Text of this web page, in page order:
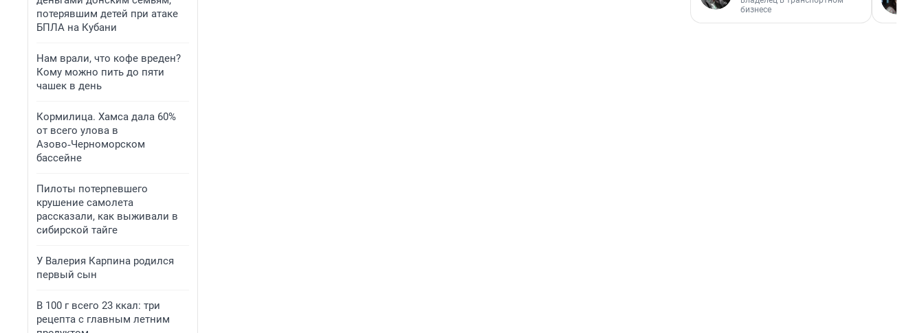
потерявшим детей при атаке
БПЛА на Кубани
Нам врали, что кофе вреден?
Кому можно пить до пяти
чашек в день
Кормилица. Хамса дала 60%
от всего улова в
Азово‑Черноморском
бассейне
Пилоты потерпевшего
крушение самолета
рассказали, как выживали в
сибирской тайге
У Валерия Карпина родился
первый сын
В 100 г всего 23 ккал: три
рецепта с главным летним
бизнесе